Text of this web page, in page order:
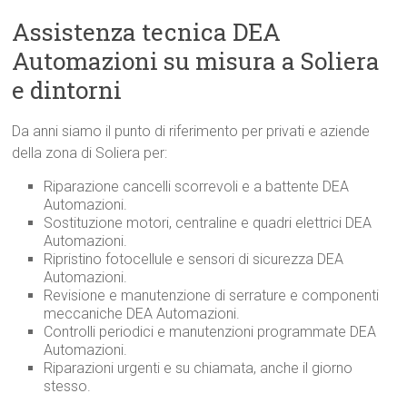
Assistenza tecnica DEA
Automazioni su misura a Soliera
e dintorni
Da anni siamo il punto di riferimento per privati e aziende
della zona di Soliera per:
Riparazione cancelli scorrevoli e a battente DEA
Automazioni.
Sostituzione motori, centraline e quadri elettrici DEA
Automazioni.
Ripristino fotocellule e sensori di sicurezza DEA
Automazioni.
Revisione e manutenzione di serrature e componenti
meccaniche DEA Automazioni.
Controlli periodici e manutenzioni programmate DEA
Automazioni.
Riparazioni urgenti e su chiamata, anche il giorno
stesso.